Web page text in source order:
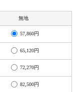
無地
57,860円
65,120円
72,270円
82,500円